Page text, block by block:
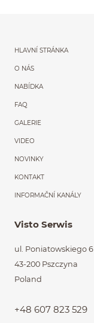
Menu
HLAVNÍ STRÁNKA
O NÁS
NABÍDKA
FAQ
GALERIE
VIDEO
NOVINKY
KONTAKT
INFORMAČNÍ KANÁLY
Visto Serwis
ul. Poniatowskiego 6
43-200 Pszczyna
Poland
+48 607 823 529